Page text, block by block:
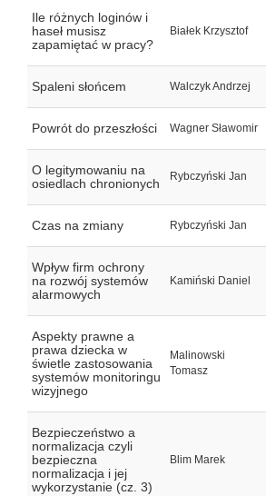
Ile różnych loginów i
haseł musisz
zapamiętać w pracy?
Białek Krzysztof
Spaleni słońcem Walczyk Andrzej
Powrót do przeszłości Wagner Sławomir
O legitymowaniu na
osiedlach chronionych
Rybczyński Jan
Czas na zmiany Rybczyński Jan
Wpływ firm ochrony
na rozwój systemów
alarmowych
Kamiński Daniel
Aspekty prawne a
prawa dziecka w
świetle zastosowania
systemów monitoringu
wizyjnego
Malinowski
Tomasz
Bezpieczeństwo a
normalizacja czyli
bezpieczna
normalizacja i jej
wykorzystanie (cz. 3)
Blim Marek